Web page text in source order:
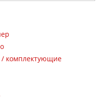
комплектующие